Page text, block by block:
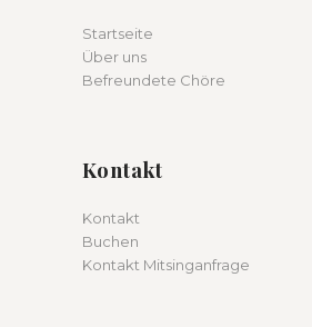
Startseite
Über uns
Befreundete Chöre
Kontakt
Kontakt
Buchen
Kontakt Mitsinganfrage